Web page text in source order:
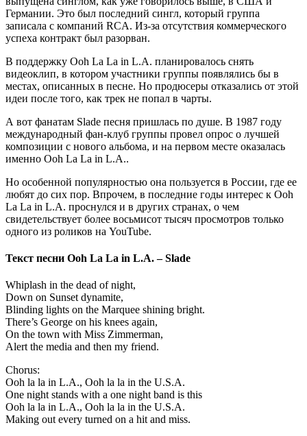
Германии. Это был последний сингл, который группа
записала с компаний RCA. Из-за отсутствия коммерческого
успеха контракт был разорван.
В поддержку Ooh La La in L.A. планировалось снять
видеоклип, в котором участники группы появлялись бы в
местах, описанных в песне. Но продюсеры отказались от этой
идеи после того, как трек не попал в чарты.
А вот фанатам Slade песня пришлась по душе. В 1987 году
международный фан-клуб группы провел опрос о лучшей
композиции с нового альбома, и на первом месте оказалась
именно Ooh La La in L.A..
Но особенной популярностью она пользуется в России, где ее
любят до сих пор. Впрочем, в последние годы интерес к Ooh
La La in L.A. проснулся и в других странах, о чем
свидетельствует более восьмисот тысяч просмотров только
одного из роликов на YouTube.
Текст песни Ooh La La in L.A. – Slade
Whiplash in the dead of night,
Down on Sunset dynamite,
Blinding lights on the Marquee shining bright.
There’s George on his knees again,
On the town with Miss Zimmerman,
Alert the media and then my friend.
Chorus:
Ooh la la in L.A., Ooh la la in the U.S.A.
One night stands with a one night band is this
Ooh la la in L.A., Ooh la la in the U.S.A.
Making out every turned on a hit and miss.